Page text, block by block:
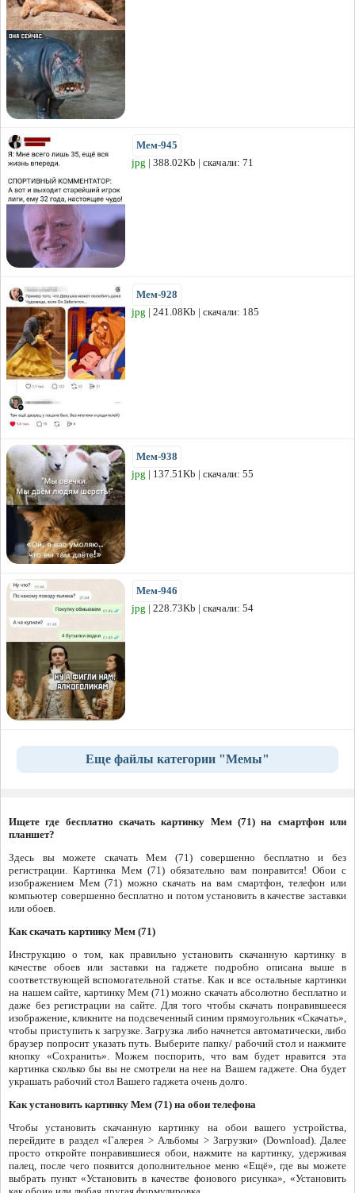
Мем-945
jpg | 388.02Kb | скачали: 71
Мем-928
jpg | 241.08Kb | скачали: 185
Мем-938
jpg | 137.51Kb | скачали: 55
Мем-946
jpg | 228.73Kb | скачали: 54
Еще файлы категории "Мемы"
Ищете где бесплатно скачать картинку Мем (71) на смартфон или
планшет?
Здесь вы можете скачать Мем (71) совершенно бесплатно и без
регистрации. Картинка Мем (71) обязательно вам понравится! Обои с
изображением Мем (71) можно скачать на вам смартфон, телефон или
компьютер совершенно бесплатно и потом установить в качестве заставки
или обоев.
Как скачать картинку Мем (71)
Инструкцию о том, как правильно установить скачанную картинку в
качестве обоев или заставки на гаджете подробно описана выше в
соответствующей вспомогательной статье. Как и все остальные картинки
на нашем сайте, картинку Мем (71) можно скачать абсолютно бесплатно и
даже без регистрации на сайте. Для того чтобы скачать понравившееся
изображение, кликните на подсвеченный синим прямоугольник «Скачать»,
чтобы приступить к загрузке. Загрузка либо начнется автоматически, либо
браузер попросит указать путь. Выберите папку/ рабочий стол и нажмите
кнопку «Сохранить». Можем поспорить, что вам будет нравится эта
картинка сколько бы вы не смотрели на нее на Вашем гаджете. Она будет
украшать рабочий стол Вашего гаджета очень долго.
Как установить картинку Мем (71) на обои телефона
Чтобы установить скачанную картинку на обои вашего устройства,
перейдите в раздел «Галерея > Альбомы > Загрузки» (Download). Далее
просто откройте понравившиеся обои, нажмите на картинку, удерживая
палец, после чего появится дополнительное меню «Ещё», где вы можете
выбрать пункт «Установить в качестве фонового рисунка», «Установить